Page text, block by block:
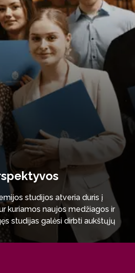
studijos atveria duris į
kuriamos naujos medžiagos ir
studijas galėsi dirbti aukštųjų
ir tyrimų centruose – Light
Thermo Fisher Scientific